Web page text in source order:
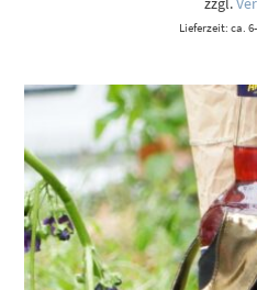
Lieferzeit: ca.